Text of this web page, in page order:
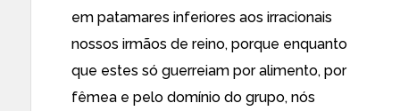
em patamares inferiores aos irracionais
nossos irmãos de reino, porque enquanto
que estes só guerreiam por alimento, por
fêmea e pelo domínio do grupo, nós